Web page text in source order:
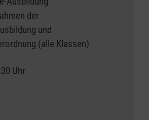
der
und
(alle Klassen)
Uhr